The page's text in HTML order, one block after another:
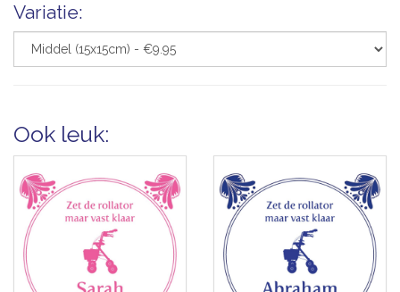
Variatie:
Ook leuk: